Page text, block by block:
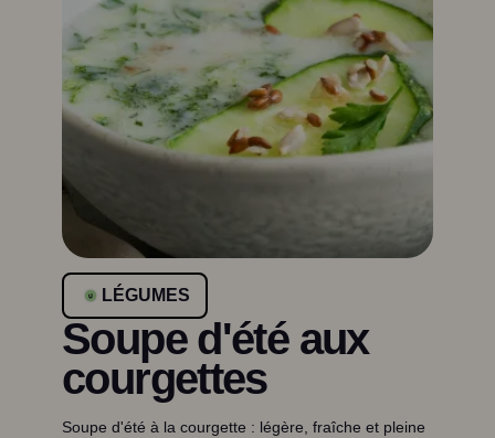
LÉGUMES
Soupe d'été aux
courgettes
Soupe d'été à la courgette : légère, fraîche et pleine